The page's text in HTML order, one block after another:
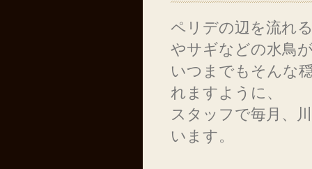
ペリデの辺を流れ
やサギなどの水鳥
いつまでもそんな
れますように、
スタッフで毎月、
います。